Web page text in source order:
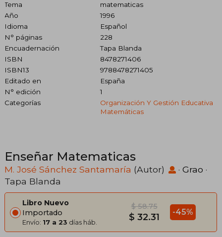
Tema
matematicas
Año
1996
Idioma
Español
N° páginas
228
Encuadernación
Tapa Blanda
ISBN
8478271406
ISBN13
9788478271405
Editado en
España
N° edición
1
Categorías
Organización Y Gestión Educativa
Matemáticas
Enseñar Matematicas
M. José Sánchez Santamaría (Autor) · Grao ·
Tapa Blanda
Libro Nuevo
Importado
Envío: 17 a 23 días háb.
$ 58.75
$ 32.31 -45%